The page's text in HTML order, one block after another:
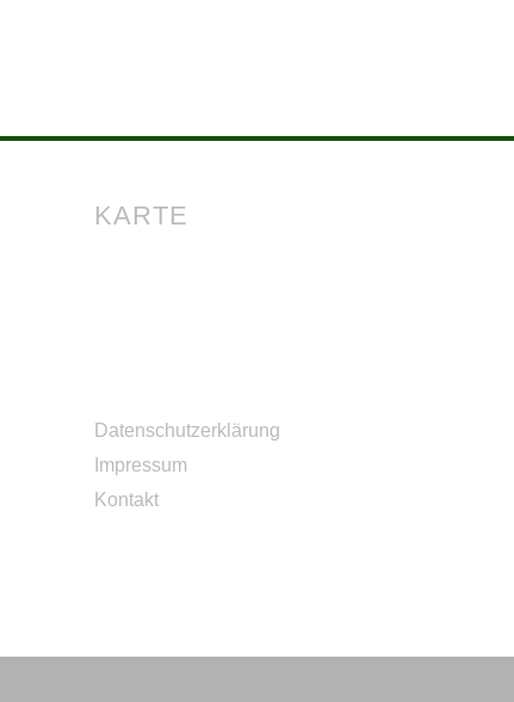
KARTE
Datenschutzerklärung
Impressum
Kontakt